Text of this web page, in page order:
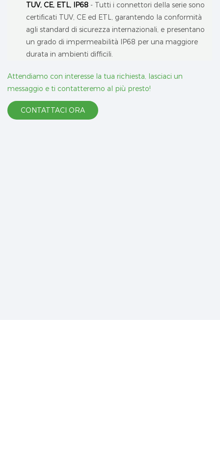
TUV, CE, ETL, IP68- Tutti i connettori della serie sono
certificati TUV, CE ed ETL, garantendo la conformità
agli standard di sicurezza internazionali, e presentano
un grado di impermeabilità IP68 per una maggiore
durata in ambienti difficili.
Attendiamo con interesse la tua richiesta, lasciaci un
messaggio e ti contatteremo al più presto!
CONTATTACI ORA